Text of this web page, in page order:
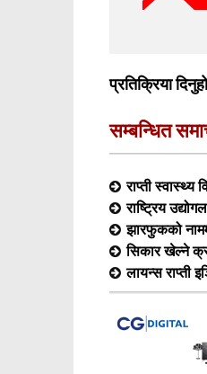
प्रतिक्रिया
सम्बन्धित
राप्ती स्वास्थ्य
राष्ट्रिय
झारफुकको
सिकार खेल्ने
लायन्स राप्ती